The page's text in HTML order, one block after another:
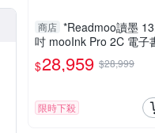
商店 *Readmoo讀墨
吋 mooInk Pro 2C 電子
板
$28,959 $28,999
限時下殺